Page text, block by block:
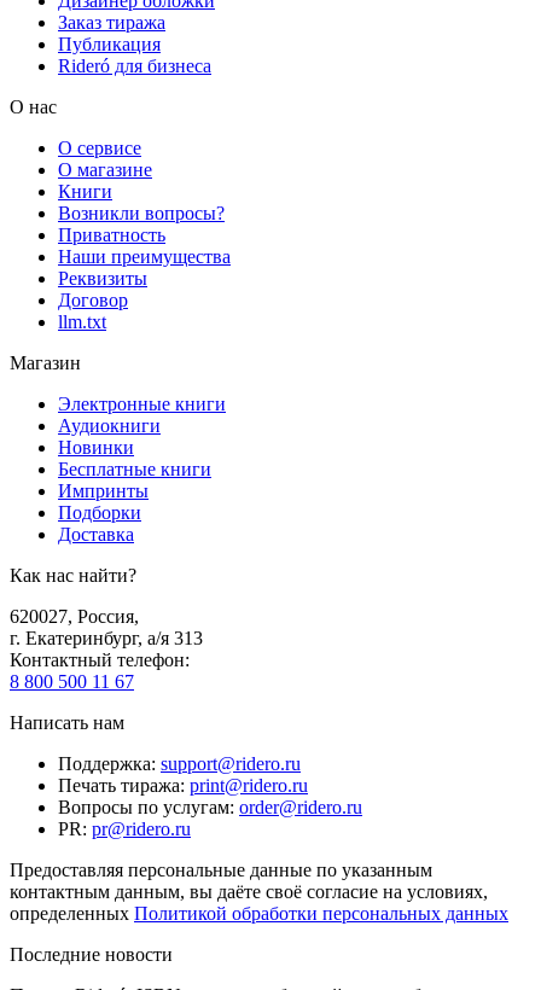
Заказ тиража
Публикация
Rideró для бизнеса
О нас
О сервисе
О магазине
Книги
Возникли вопросы?
Приватность
Наши преимущества
Реквизиты
Договор
llm.txt
Магазин
Электронные книги
Аудиокниги
Новинки
Бесплатные книги
Импринты
Подборки
Доставка
Как нас найти?
620027, Россия,
г. Екатеринбург, а/я 313
Контактный телефон:
8 800 500 11 67
Написать нам
Поддержка: support@ridero.ru
Печать тиража: print@ridero.ru
Вопросы по услугам: order@ridero.ru
PR: pr@ridero.ru
Предоставляя персональные данные по указанным
контактным данным, вы даёте своё согласие на условиях,
определенных Политикой обработки персональных данных
Последние новости